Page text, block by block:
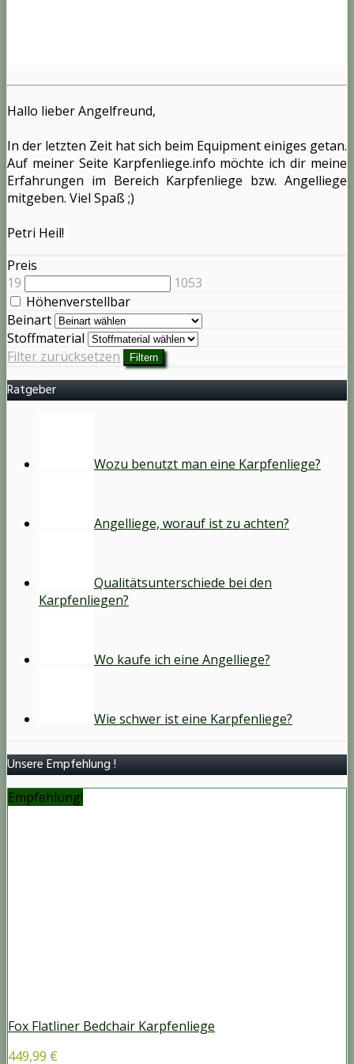
Hallo lieber Angelfreund,
In der letzten Zeit hat sich beim Equipment einiges getan.
Auf meiner Seite Karpfenliege.info möchte ich dir meine
Erfahrungen im Bereich Karpfenliege bzw. Angelliege
mitgeben. Viel Spaß ;)
Petri Heil!
Preis
19
1053
Höhenverstellbar
Beinart
Stoffmaterial
Filter zurücksetzen
Filtern
Ratgeber
Wozu benutzt man eine Karpfenliege?
Angelliege, worauf ist zu achten?
Qualitätsunterschiede bei den
Karpfenliegen?
Wo kaufe ich eine Angelliege?
Wie schwer ist eine Karpfenliege?
Unsere Empfehlung !
Empfehlung!
Fox Flatliner Bedchair Karpfenliege
449,99 €